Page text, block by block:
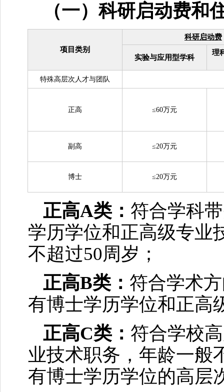
（一）科研启动费
项目类别
科研启动费
实验与应用型学科
理
特殊高层次人才与团队
正高 ≤60万元
副高 ≤20万元
博士 ≤20万元
正高A类： 符合学科
学历学位和正高级专业
不超过50周岁；
正高B类： 符合学术
有博士学历学位和正高
正高C类： 符合学校
业技术职务，年龄一般
有博士学历学位的高层